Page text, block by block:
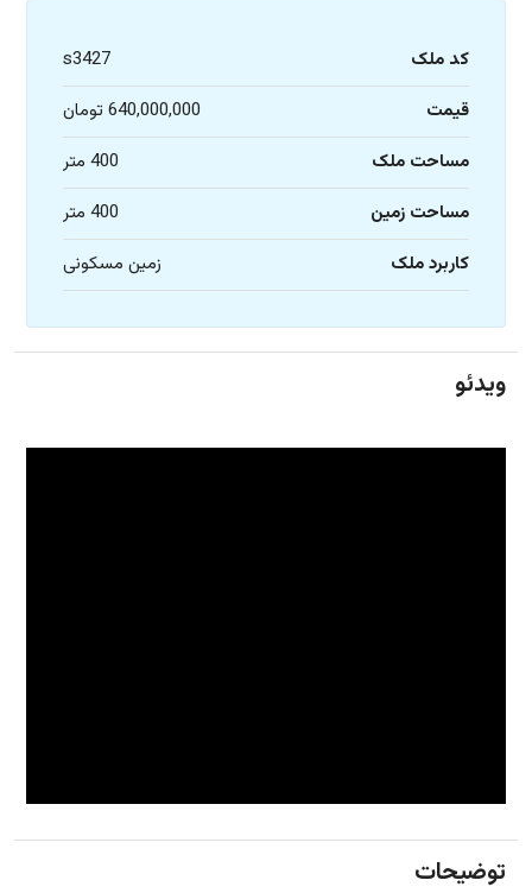
کد ملک
s3427
قیمت
640,000,000 تومان
مساحت ملک
400 متر
مساحت زمین
400 متر
کاربرد ملک
زمین مسکونی
ویدئو
توضیحات